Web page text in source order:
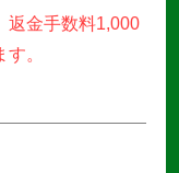
返金手数料1,000
。